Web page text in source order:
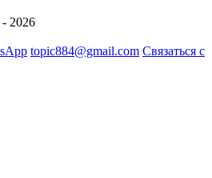
2026
topic884@gmail.com Связаться с